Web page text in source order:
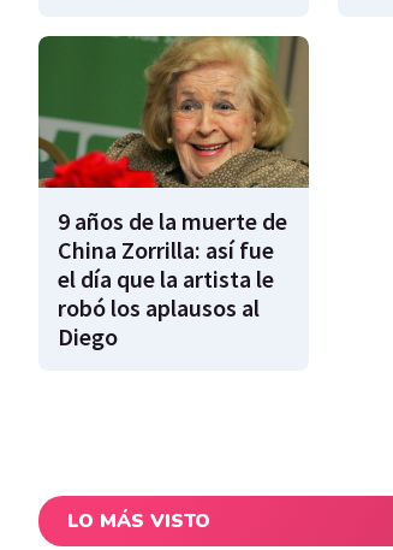
9 años de la muerte de
China Zorrilla: así fue
el día que la artista le
robó los aplausos al
Diego
LO MÁS VISTO